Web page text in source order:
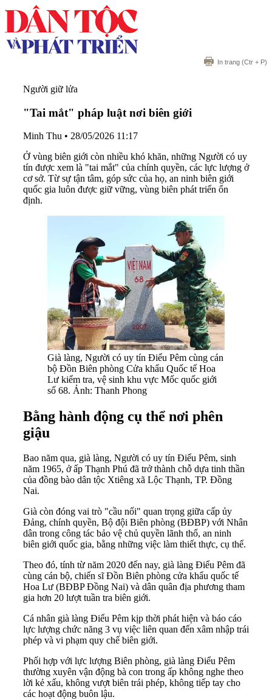
In trang (Ctr + P)
Người giữ lửa
"Tai mắt" pháp luật nơi biên giới
Minh Thu • 28/05/2026 11:17
Ở vùng biên giới còn nhiều khó khăn, những Người có uy
tín được xem là "tai mắt" của chính quyền, các lực lượng ở
cơ sở. Từ sự tận tâm, góp sức của họ, an ninh biên giới
quốc gia luôn được giữ vững, vùng biên phát triển ổn
định.
Già làng, Người có uy tín Điểu Pêm cùng cán
bộ Đồn Biên phòng Cửa khẩu Quốc tế Hoa
Lư kiểm tra, vệ sinh khu vực Mốc quốc giới
số 68. Ảnh: Thanh Phong
Bằng hành động cụ thể nơi phên
giậu
Bao năm qua, già làng, Người có uy tín Điểu Pêm, sinh
năm 1965, ở ấp Thạnh Phú đã trở thành chỗ dựa tinh thần
của đồng bào dân tộc Xtiêng xã Lộc Thạnh, TP. Đồng
Nai.
Già còn đóng vai trò "cầu nối" quan trọng giữa cấp ủy
Đảng, chính quyền, Bộ đội Biên phòng (BĐBP) với Nhân
dân trong công tác bảo vệ chủ quyền lãnh thổ, an ninh
biên giới quốc gia, bằng những việc làm thiết thực, cụ thể.
Theo đó, tính từ năm 2020 đến nay, già làng Điểu Pêm đã
cùng cán bộ, chiến sĩ Đồn Biên phòng cửa khẩu quốc tế
Hoa Lư (BĐBP Đồng Nai) và dân quân địa phương tham
gia hơn 20 lượt tuần tra biên giới.
Cá nhân già làng Điểu Pêm kịp thời phát hiện và báo cáo
lực lượng chức năng 3 vụ việc liên quan đến xâm nhập trái
phép và vi phạm quy chế biên giới.
Phối hợp với lực lượng Biên phòng, già làng Điểu Pêm
thường xuyên vận động bà con trong ấp không nghe theo
lời kẻ xấu, không vượt biên trái phép, không tiếp tay cho
các hoạt động buôn lậu.